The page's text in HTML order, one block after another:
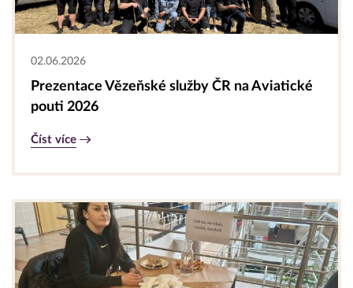
02.06.2026
Prezentace Vězeňské služby ČR na Aviatické
pouti 2026
Číst více